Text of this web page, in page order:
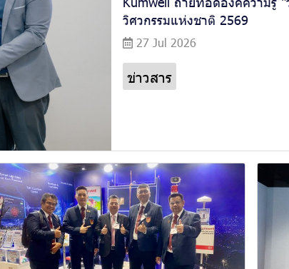
วิศวกรรมแห่งชาติ 2569
27 Jul 2026
ข่าวสาร